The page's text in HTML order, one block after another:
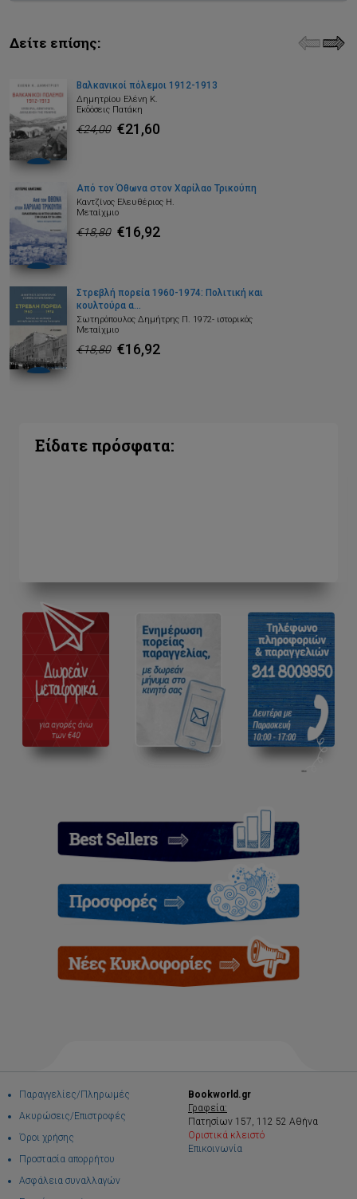
Δείτε επίσης:
Βαλκανικοί πόλεμοι 1912-1913
Δημητρίου Ελένη Κ.
Εκδόσεις Πατάκη
€24,00 €21,60
Από τον Όθωνα στον Χαρίλαο Τρικούπη
Καντζίνος Ελευθέριος Η.
Μεταίχμιο
€18,80 €16,92
Στρεβλή πορεία 1960-1974: Πολιτική και
κουλτούρα α...
Σωτηρόπουλος Δημήτρης Π. 1972- ιστορικός
Μεταίχμιο
€18,80 €16,92
Είδατε πρόσφατα:
Παραγγελίες/Πληρωμές
Ακυρώσεις/Επιστροφές
Όροι χρήσης
Προστασία απορρήτου
Ασφάλεια συναλλαγών
Bookworld.gr
Γραφεία:
Πατησίων 157, 112 52 Αθήνα
Οριστικά κλειστό
Επικοινωνία